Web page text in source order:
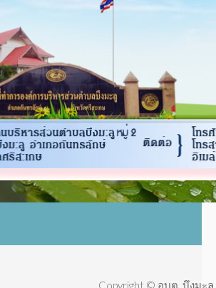
Copyright © อบต. บึงมะ